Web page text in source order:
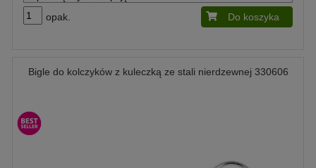
opak. Do koszyka
Bigle do kolczyków z kuleczką ze stali nierdzewnej 330606